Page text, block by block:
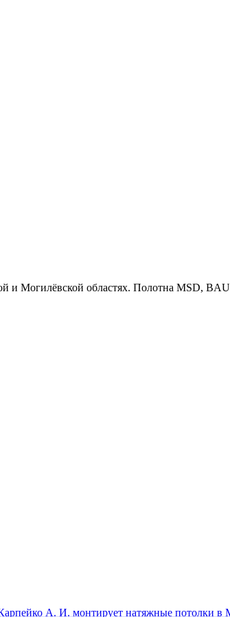
областях. Полотна MSD,
А. И. монтирует натяжные потолки в